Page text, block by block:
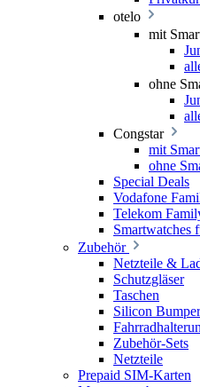
otelo
mit
ohne
Congstar
mit
ohne
Special Deals
Vodafone
Telekom
Smartwatches
Zubehör
Netzteile &
Schutzgläser
Taschen
Silicon Bumper
Zubehör-Sets
Netzteile
Prepaid SIM-Karten